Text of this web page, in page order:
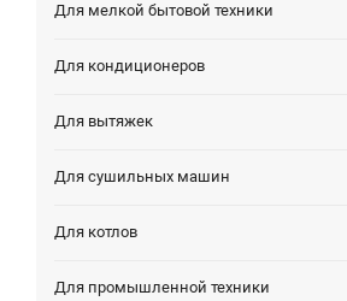
Для мелкой бытовой техники
Для кондиционеров
Для вытяжек
Для сушильных машин
Для котлов
Для промышленной техники